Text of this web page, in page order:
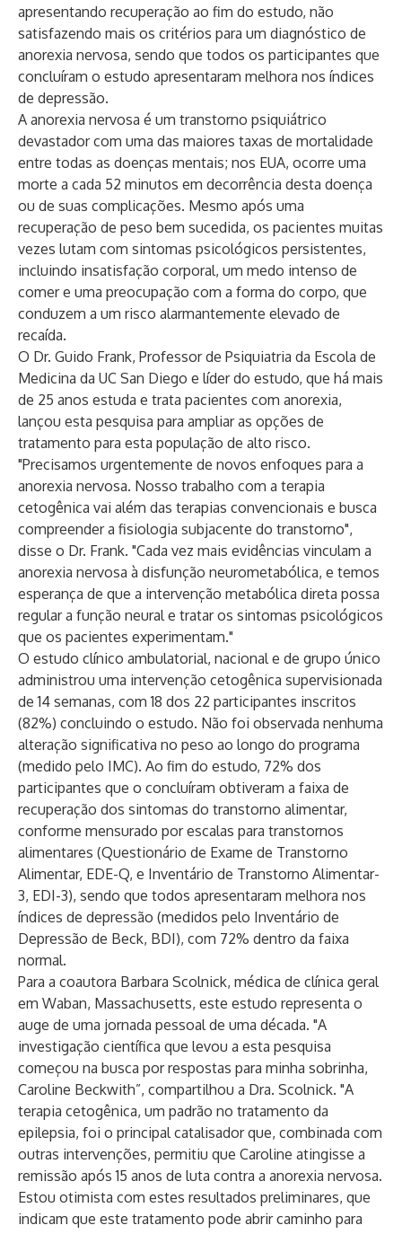
apresentando recuperação ao fim do estudo, não
satisfazendo mais os critérios para um diagnóstico de
anorexia nervosa, sendo que todos os participantes que
concluíram o estudo apresentaram melhora nos índices
de depressão.
A anorexia nervosa é um transtorno psiquiátrico
devastador com uma das maiores taxas de mortalidade
entre todas as doenças mentais; nos EUA, ocorre uma
morte a cada 52 minutos em decorrência desta doença
ou de suas complicações. Mesmo após uma
recuperação de peso bem sucedida, os pacientes muitas
vezes lutam com sintomas psicológicos persistentes,
incluindo insatisfação corporal, um medo intenso de
comer e uma preocupação com a forma do corpo, que
conduzem a um risco alarmantemente elevado de
recaída.
O Dr. Guido Frank, Professor de Psiquiatria da Escola de
Medicina da UC San Diego e líder do estudo, que há mais
de 25 anos estuda e trata pacientes com anorexia,
lançou esta pesquisa para ampliar as opções de
tratamento para esta população de alto risco.
"Precisamos urgentemente de novos enfoques para a
anorexia nervosa. Nosso trabalho com a terapia
cetogênica vai além das terapias convencionais e busca
compreender a fisiologia subjacente do transtorno",
disse o Dr. Frank. "Cada vez mais evidências vinculam a
anorexia nervosa à disfunção neurometabólica, e temos
esperança de que a intervenção metabólica direta possa
regular a função neural e tratar os sintomas psicológicos
que os pacientes experimentam."
O estudo clínico ambulatorial, nacional e de grupo único
administrou uma intervenção cetogênica supervisionada
de 14 semanas, com 18 dos 22 participantes inscritos
(82%) concluindo o estudo. Não foi observada nenhuma
alteração significativa no peso ao longo do programa
(medido pelo IMC). Ao fim do estudo, 72% dos
participantes que o concluíram obtiveram a faixa de
recuperação dos sintomas do transtorno alimentar,
conforme mensurado por escalas para transtornos
alimentares (Questionário de Exame de Transtorno
Alimentar, EDE-Q, e Inventário de Transtorno Alimentar-
3, EDI-3), sendo que todos apresentaram melhora nos
índices de depressão (medidos pelo Inventário de
Depressão de Beck, BDI), com 72% dentro da faixa
normal.
Para a coautora Barbara Scolnick, médica de clínica geral
em Waban, Massachusetts, este estudo representa o
auge de uma jornada pessoal de uma década. "A
investigação científica que levou a esta pesquisa
começou na busca por respostas para minha sobrinha,
Caroline Beckwith”, compartilhou a Dra. Scolnick. "A
terapia cetogênica, um padrão no tratamento da
epilepsia, foi o principal catalisador que, combinada com
outras intervenções, permitiu que Caroline atingisse a
remissão após 15 anos de luta contra a anorexia nervosa.
Estou otimista com estes resultados preliminares, que
indicam que este tratamento pode abrir caminho para